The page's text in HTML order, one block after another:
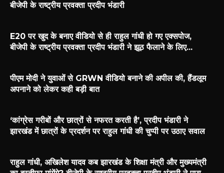
बीजेपी के राष्ट्रीय प्रवक्ता प्रदीप भंडारी
E20 पर खुद के बनाए वीडियो से ही राहुल गांधी हो गए एक्सपोज,
बीजेपी के राष्ट्रीय प्रवक्ता प्रदीप भंडारी ने झूठ फैलाने के लिए...
पीएम मोदी ने युवाओं से GRWN वीडियो बनाने की अपील की, हैंडलूम
अपनाने को लेकर कही बड़ी बात
‘कांग्रेस गरीबों और छात्रों से नफरत करती है’, प्रदीप भंडारी ने
झारखंड में छात्रों के प्रदर्शन पर राहुल गांधी की चुप्पी पर उठाए सवाल
राहुल गांधी, अखिलेश यादव कब झारखंड के शिक्षा मंत्री और मुख्यमंत्री